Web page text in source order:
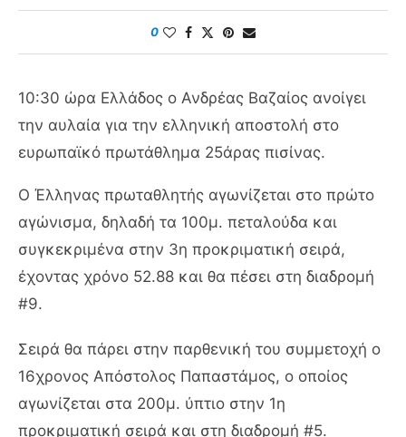
0
10:30 ώρα Ελλάδος ο Ανδρέας Βαζαίος ανοίγει
την αυλαία για την ελληνική αποστολή στο
ευρωπαϊκό πρωτάθλημα 25άρας πισίνας.
Ο Έλληνας πρωταθλητής αγωνίζεται στο πρώτο
αγώνισμα, δηλαδή τα 100μ. πεταλούδα και
συγκεκριμένα στην 3η προκριματική σειρά,
έχοντας χρόνο 52.88 και θα πέσει στη διαδρομή
#9.
Σειρά θα πάρει στην παρθενική του συμμετοχή ο
16χρονος Απόστολος Παπαστάμος, ο οποίος
αγωνίζεται στα 200μ. ύπτιο στην 1η
προκριματική σειρά και στη διαδρομή #5.